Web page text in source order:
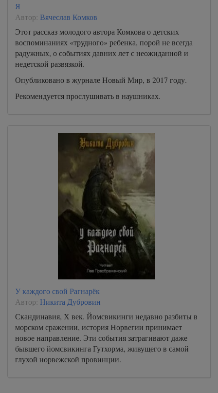
Я
Автор: Вячеслав Комков
Этот рассказ молодого автора Комкова о детских
воспоминаниях «трудного» ребенка, порой не всегда
радужных, о событиях давних лет с неожиданной и
недетской развязкой.
Опубликовано в журнале Новый Мир, в 2017 году.
Рекомендуется прослушивать в наушниках.
У каждого свой Рагнарёк
Автор: Никита Дубровин
Скандинавия, Х век. Йомсвикинги недавно разбиты в
морском сражении, история Норвегии принимает
новое направление. Эти события затрагивают даже
бывшего йомсвикинга Гутхорма, живущего в самой
глухой норвежской провинции.